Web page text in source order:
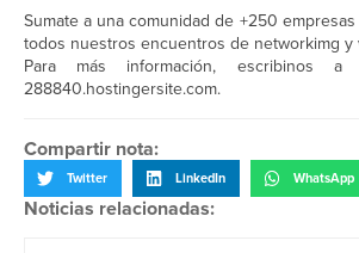
Sumate a una comunidad de +250
todos nuestros encuentros de networkimg y
Para más información, escribinos a
288840.hostingersite.com.
Compartir nota:
Twitter LinkedIn WhatsApp
Noticias relacionadas: